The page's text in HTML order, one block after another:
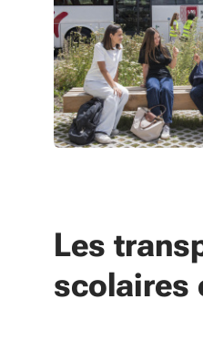
Les
scolaires